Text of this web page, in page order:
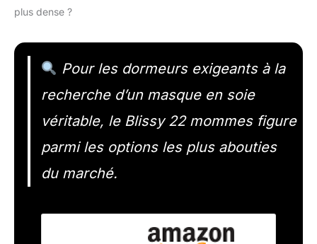
plus dense ?
Pour les dormeurs exigeants à la
recherche d’un masque en soie
véritable, le Blissy 22 mommes figure
parmi les options les plus abouties
du marché.